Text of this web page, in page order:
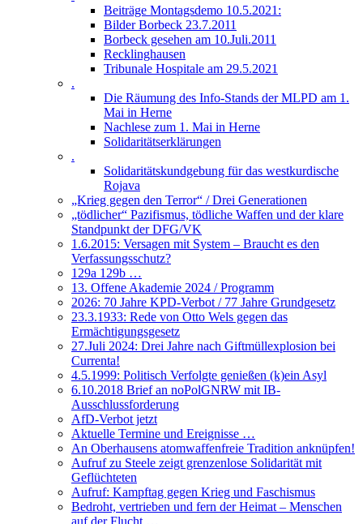
Beiträge Montagsdemo 10.5.2021:
Bilder Borbeck 23.7.2011
Borbeck gesehen am 10.Juli.2011
Recklinghausen
Tribunale Hospitale am 29.5.2021
.
Die Räumung des Info-Stands der MLPD am 1.
Mai in Herne
Nachlese zum 1. Mai in Herne
Solidaritätserklärungen
.
Solidaritätskundgebung für das westkurdische
Rojava
„Krieg gegen den Terror“ / Drei Generationen
„tödlicher“ Pazifismus, tödliche Waffen und der klare
Standpunkt der DFG/VK
1.6.2015: Versagen mit System – Braucht es den
Verfassungsschutz?
129a 129b …
13. Offene Akademie 2024 / Programm
2026: 70 Jahre KPD-Verbot / 77 Jahre Grundgesetz
23.3.1933: Rede von Otto Wels gegen das
Ermächtigungsgesetz
27.Juli 2024: Drei Jahre nach Giftmüllexplosion bei
Currenta!
4.5.1999: Politisch Verfolgte genießen (k)ein Asyl
6.10.2018 Brief an noPolGNRW mit IB-
Ausschlussforderung
AfD-Verbot jetzt
Aktuelle Termine und Ereignisse …
An Oberhausens atomwaffenfreie Tradition anknüpfen!
Aufruf zu Steele zeigt grenzenlose Solidarität mit
Geflüchteten
Aufruf: Kampftag gegen Krieg und Faschismus
Bedroht, vertrieben und fern der Heimat – Menschen
auf der Flucht …